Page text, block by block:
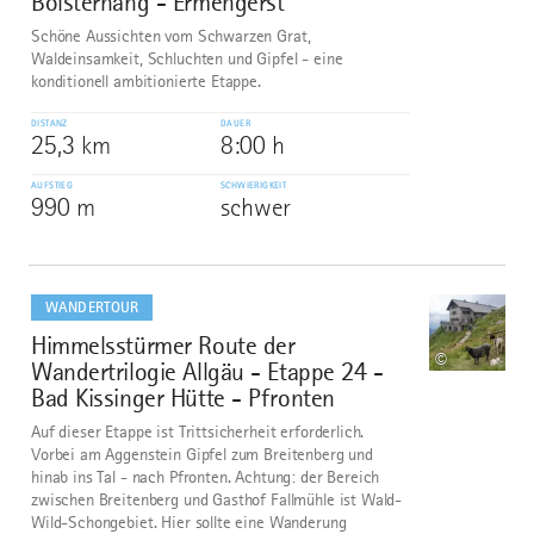
Schöne Aussichten vom Schwarzen Grat,
Waldeinsamkeit, Schluchten und Gipfel - eine
konditionell ambitionierte Etappe.
DISTANZ
25,3 km
DAUER
8:00 h
AUFSTIEG
990 m
SCHWIERIGKEIT
schwer
WANDERTOUR
7
Himmelsstürmer Route der
Wandertrilogie Allgäu - Etappe 24 -
Bad Kissinger Hütte - Pfronten
©
Auf dieser Etappe ist Trittsicherheit erforderlich.
Vorbei am Aggenstein Gipfel zum Breitenberg und
hinab ins Tal - nach Pfronten. Achtung: der Bereich
zwischen Breitenberg und Gasthof Fallmühle ist Wald-
Wild-Schongebiet. Hier sollte eine Wanderung
dazu